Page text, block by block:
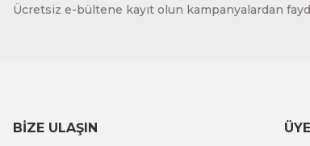
Ücretsiz e-bültene kayıt olun kampanyalardan
BİZE ULAŞIN